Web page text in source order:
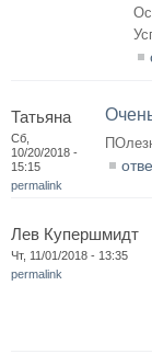
Татьяна
Сб,
10/20/2018 -
15:15
permalink
Лев Купершмидт
Чт, 11/01/2018 - 13:35
permalink